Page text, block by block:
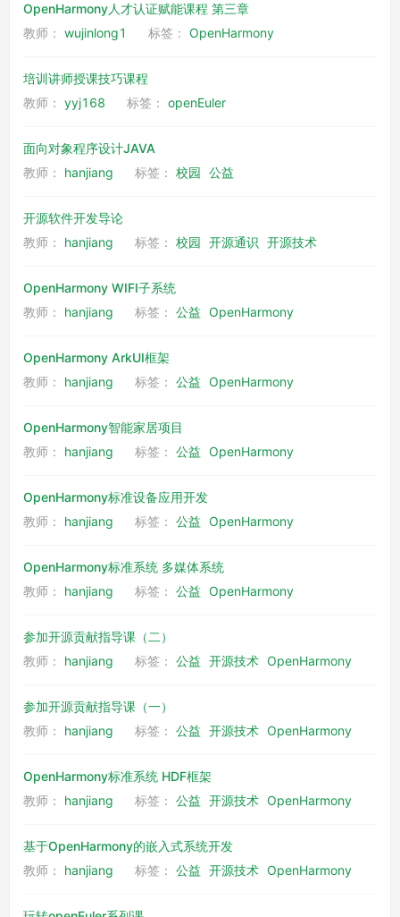
OpenHarmony人才认证赋能课程 第三章
教师： wujinlong1 标签： OpenHarmony
培训讲师授课技巧课程
教师： yyj168 标签： openEuler
面向对象程序设计JAVA
教师： hanjiang 标签： 校园 公益
开源软件开发导论
教师： hanjiang 标签： 校园 开源通识 开源技术
OpenHarmony WIFI子系统
教师： hanjiang 标签： 公益 OpenHarmony
OpenHarmony ArkUI框架
教师： hanjiang 标签： 公益 OpenHarmony
OpenHarmony智能家居项目
教师： hanjiang 标签： 公益 OpenHarmony
OpenHarmony标准设备应用开发
教师： hanjiang 标签： 公益 OpenHarmony
OpenHarmony标准系统 多媒体系统
教师： hanjiang 标签： 公益 OpenHarmony
参加开源贡献指导课（二）
教师： hanjiang 标签： 公益 开源技术 OpenHarmony
参加开源贡献指导课（一）
教师： hanjiang 标签： 公益 开源技术 OpenHarmony
OpenHarmony标准系统 HDF框架
教师： hanjiang 标签： 公益 开源技术 OpenHarmony
基于OpenHarmony的嵌入式系统开发
教师： hanjiang 标签： 公益 开源技术 OpenHarmony